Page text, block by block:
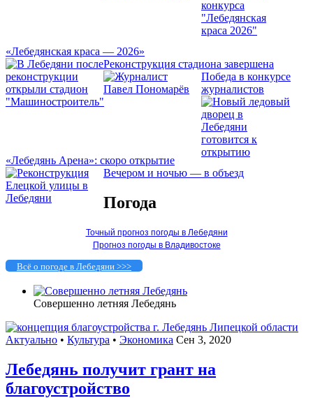
«Лебедянская краса — 2026»
Реконструкция стадиона завершена
Победа в конкурсе
журналистов
«Лебедянь Арена»: скоро открытие
Вечером и ночью — в объезд
Погода
Точный прогноз погоды в Лебедяни
Прогноз погоды в Владивостоке
Всё о погоде в Лебедяни >>>
Совершенно летняя Лебедянь
Актуально • Культура • Экономика Сен 3, 2020
Лебедянь получит грант на
благоустройство